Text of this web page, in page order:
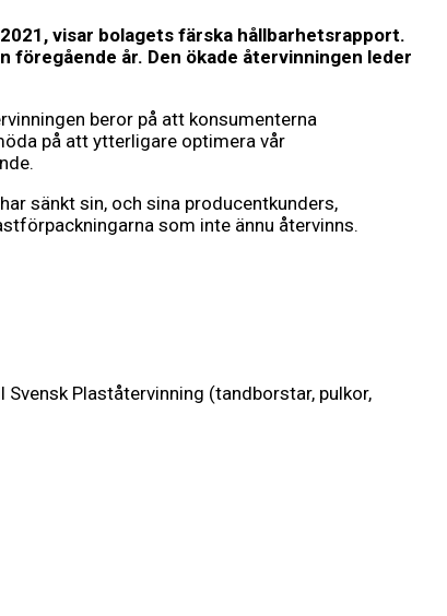
visar bolagets färska hållbarhetsrapport.
år. Den ökade återvinningen leder
beror på att konsumenterna
på att ytterligare optimera vår
sänkt sin, och sina producentkunders,
som inte ännu återvinns.
Plaståtervinning (tandborstar, pulkor,